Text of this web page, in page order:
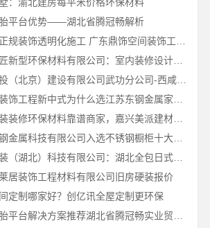
平台优势——湖北省腾冠畅解析
江西圣匠新型环保材料有限公司：室内装修设计与施工专家
中蓝建投（北京）建设有限公司武功分公司-西咸新区全包报价
嘉兴家装装修环保材料靠谱商家，嘉兴美派建材品质保障
江苏东钢金属科技有限公司入选不锈钢橱柜十大品牌
同城快装（湖北）科技有限公司：湖北全包日式原木风快速装修
居装饰工程材料有限公司旧房硬装报价
定制哪家好？创亿讯全屋定制更环保